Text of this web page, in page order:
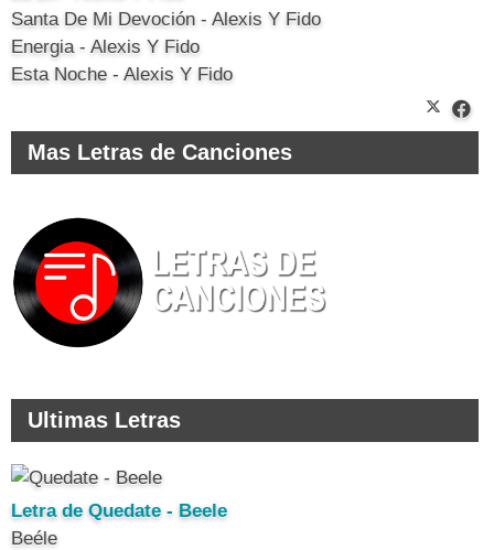
Santa De Mi Devoción - Alexis Y Fido
Energia - Alexis Y Fido
Esta Noche - Alexis Y Fido
Mas Letras de Canciones
Ultimas Letras
Letra de Quedate - Beele
Beéle